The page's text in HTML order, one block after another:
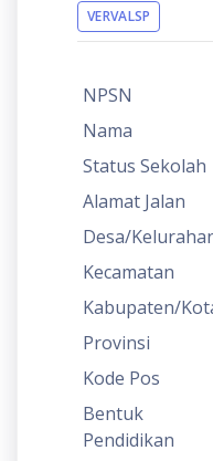
VERVALSP
NPSN
Nama
Status Sekolah
Alamat Jalan
Desa/
Kecamatan
Kabupaten/
Provinsi
Kode Pos
Bentuk
Pendidikan